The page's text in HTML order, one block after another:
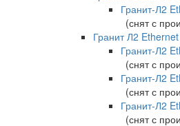
Гранит-Л2
(снят с
Гранит Л2 Ethernet
Гранит-Л2
(снят с
Гранит-Л2
(снят с
Гранит-Л2
(снят с